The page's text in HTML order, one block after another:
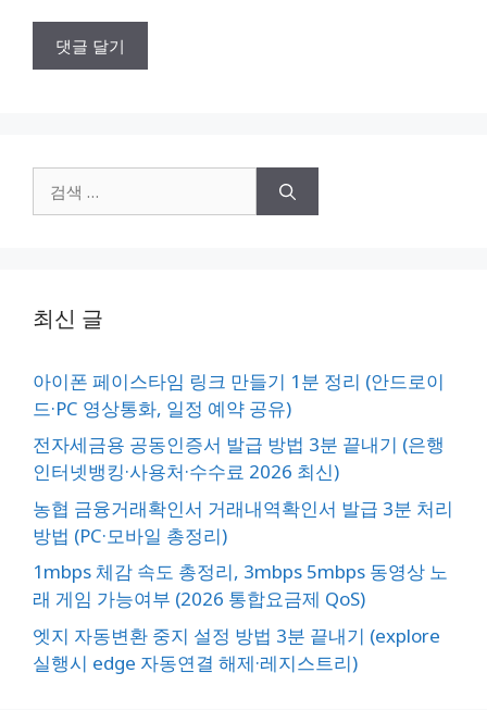
색:
최신 글
아이폰 페이스타임 링크 만들기 1분 정리 (안드로이
드·PC 영상통화, 일정 예약 공유)
전자세금용 공동인증서 발급 방법 3분 끝내기 (은행
인터넷뱅킹·사용처·수수료 2026 최신)
농협 금융거래확인서 거래내역확인서 발급 3분 처리
방법 (PC·모바일 총정리)
1mbps 체감 속도 총정리, 3mbps 5mbps 동영상 노
래 게임 가능여부 (2026 통합요금제 QoS)
엣지 자동변환 중지 설정 방법 3분 끝내기 (explore
실행시 edge 자동연결 해제·레지스트리)